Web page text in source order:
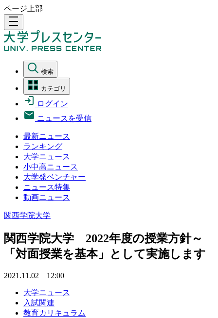
ページ上部
density_medium
検索
カテゴリ
ログイン
ニュースを受信
最新ニュース
ランキング
大学ニュース
小中高ニュース
大学発ベンチャー
ニュース特集
動画ニュース
関西学院大学
関西学院大学 2022年度の授業方針～
「対面授業を基本」として実施します
2021.11.02 12:00
大学ニュース
入試関連
教育カリキュラム